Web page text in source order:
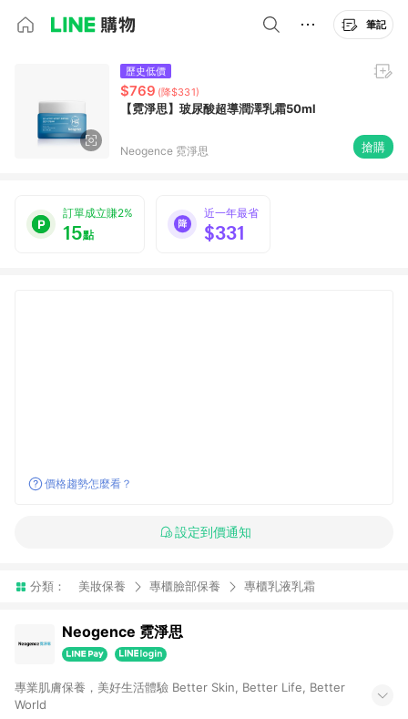
筆記
歷史低價
$769 (降$331)
【霓淨思】玻尿酸超導潤澤乳霜50ml
Neogence 霓淨思 搶購
訂單成立賺2%
15點
近一年最省
$331
價格趨勢怎麼看？
設定到價通知
分類： 美妝保養 專櫃臉部保養 專櫃乳液乳霜
Neogence 霓淨思
專業肌膚保養，美好生活體驗 Better Skin, Better Life, Better
World